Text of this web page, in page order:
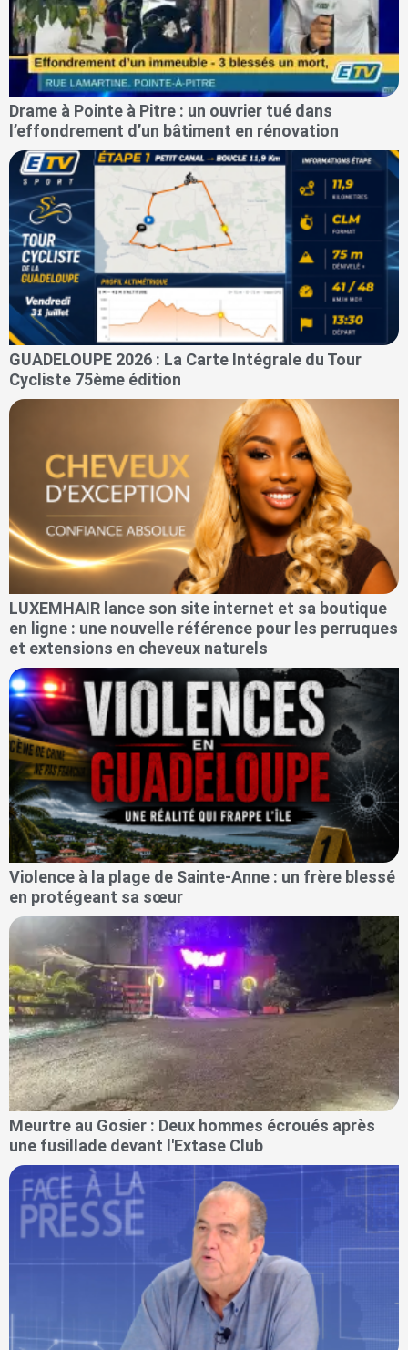
Drame à Pointe à Pitre : un ouvrier tué dans
l’effondrement d’un bâtiment en rénovation
GUADELOUPE 2026 : La Carte Intégrale du Tour
Cycliste 75ème édition
LUXEMHAIR lance son site internet et sa boutique
en ligne : une nouvelle référence pour les perruques
et extensions en cheveux naturels
Violence à la plage de Sainte-Anne : un frère blessé
en protégeant sa sœur
Meurtre au Gosier : Deux hommes écroués après
une fusillade devant l'Extase Club